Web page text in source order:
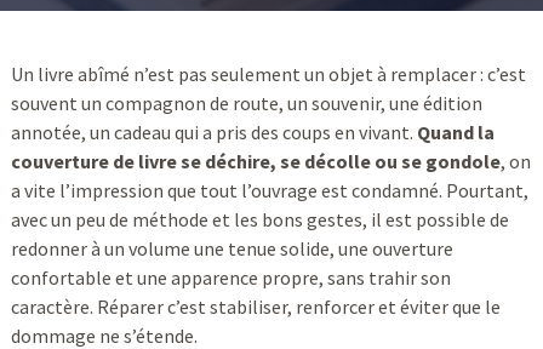
Un livre abîmé n’est pas seulement un objet à remplacer : c’est
souvent un compagnon de route, un souvenir, une édition
annotée, un cadeau qui a pris des coups en vivant. Quand la
couverture de livre se déchire, se décolle ou se gondole, on
a vite l’impression que tout l’ouvrage est condamné. Pourtant,
avec un peu de méthode et les bons gestes, il est possible de
redonner à un volume une tenue solide, une ouverture
confortable et une apparence propre, sans trahir son
caractère. Réparer c’est stabiliser, renforcer et éviter que le
dommage ne s’étende.